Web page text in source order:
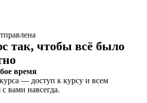
так, чтобы всё было
время
— доступ к курсу и всем
вами навсегда.